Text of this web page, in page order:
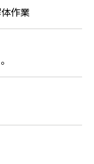
作業